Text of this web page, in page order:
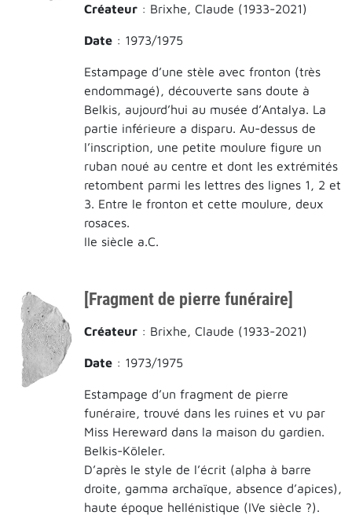
Créateur : Brixhe, Claude (1933-2021)
Date : 1973/1975
Estampage d’une stèle avec fronton (très
endommagé), découverte sans doute à
Belkis, aujourd’hui au musée d’Antalya. La
partie inférieure a disparu. Au-dessus de
l’inscription, une petite moulure figure un
ruban noué au centre et dont les extrémités
retombent parmi les lettres des lignes 1, 2 et
3. Entre le fronton et cette moulure, deux
rosaces.
IIe siècle a.C.
[Fragment de pierre funéraire]
Créateur : Brixhe, Claude (1933-2021)
Date : 1973/1975
Estampage d’un fragment de pierre
funéraire, trouvé dans les ruines et vu par
Miss Hereward dans la maison du gardien.
Belkis-Köleler.
D’après le style de l’écrit (alpha à barre
droite, gamma archaïque, absence d’apices),
haute époque hellénistique (IVe siècle ?).